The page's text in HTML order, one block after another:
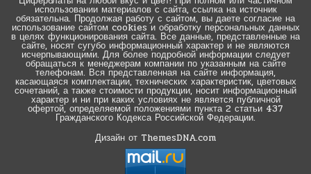
использовании материалов с сайта, ссылка на источник
обязательна. Продолжая работу с сайтом, вы даете согласие на
использование сайтом cookies и обработку персональных данных
в целях функционирования сайта. Все данные, представленные на
сайте, носят сугубо информационный характер и не являются
исчерпывающими. Для более подробной информации следует
обращаться к менеджерам компании по указанным на сайте
телефонам. Вся представленная на сайте информация,
касающаяся комплектации, технических характеристик, цветовых
сочетаний, а также стоимости продукции, носит информационный
характер и ни при каких условиях не является публичной
офертой, определяемой положениями пункта 2 статьи 437
Гражданского Кодекса Российской Федерации.
Дизайн от ThemesDNA.com